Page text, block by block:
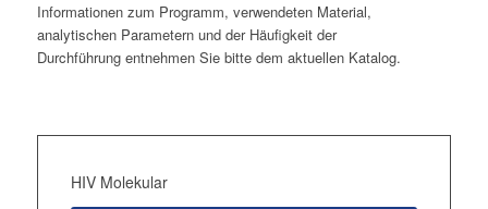
Informationen zum Programm, verwendeten Material,
analytischen Parametern und der Häufigkeit der
Durchführung entnehmen Sie bitte dem aktuellen Katalog.
HIV Molekular